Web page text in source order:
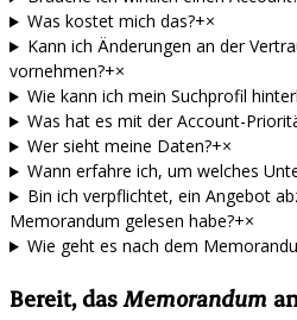
Was kostet mich das?+×
Kann ich Änderungen an der
vornehmen?+×
Wie kann ich mein Suchprofil
Was hat es mit der Account-
Wer sieht meine Daten?+×
Wann erfahre ich, um welches
Bin ich verpflichtet, ein Angebot
Memorandum gelesen habe?+×
Wie geht es nach dem
Bereit, dasMemorandum